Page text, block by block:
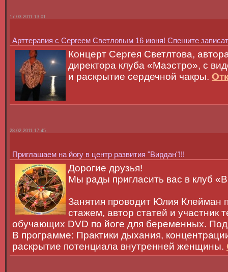
17.03.2011 13:01
Арттерапия с Сергеем Светловым 16 июня! Спешите
Концерт Сергея Светлтова,
директора клуба «Маэстро», с
и раскрытие сердечной чакры.
28.02.2011 17:45
Приглашаем на йогу в центр развития "Вирдан"!!!
Дорогие друзья!
Мы рады пригласить вас в клуб
Занятия проводит Юлия Клейман
стажем, автор статей и участник
обучающих DVD по йоге для беременных.
В программе: Практики дыхания,
раскрытие потенциала внутренней женщины.